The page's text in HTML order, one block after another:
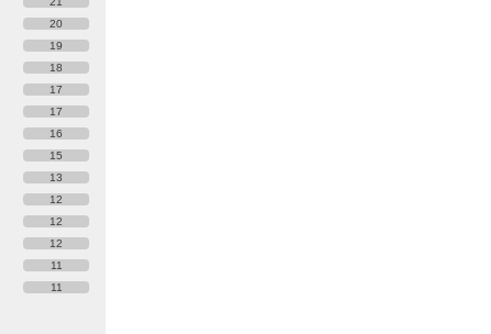
20
19
18
17
17
16
15
13
12
12
12
11
11